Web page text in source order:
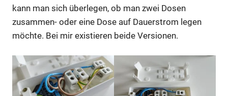
kann man sich überlegen, ob man zwei Dosen
zusammen- oder eine Dose auf Dauerstrom legen
möchte. Bei mir existieren beide Versionen.